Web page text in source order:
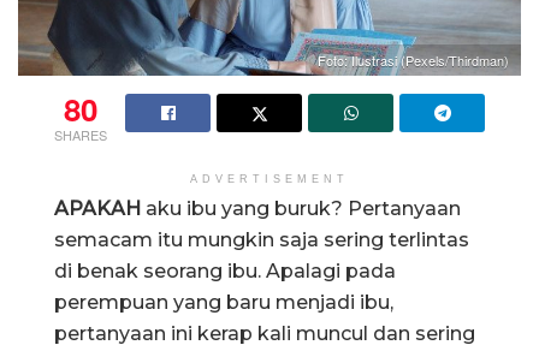
Foto: Ilustrasi (Pexels/Thirdman)
80
SHARES
ADVERTISEMENT
APAKAH aku ibu yang buruk? Pertanyaan
semacam itu mungkin saja sering terlintas
di benak seorang ibu. Apalagi pada
perempuan yang baru menjadi ibu,
pertanyaan ini kerap kali muncul dan sering